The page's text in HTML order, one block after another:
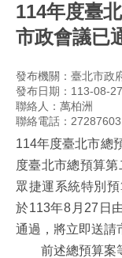
114年度臺
市政會議已
發布機關：臺北市政
發布日期：113-08-27
聯絡人：萬柏洲
聯絡電話：27287603
114年度臺北市總
度臺北市總預算
眾捷運系統特別
於113年8月27日
通過，將立即送請
前述總預算案等